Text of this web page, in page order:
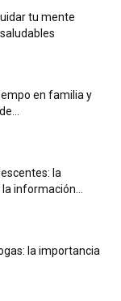
tu mente
en familia y
la
información...
la importancia